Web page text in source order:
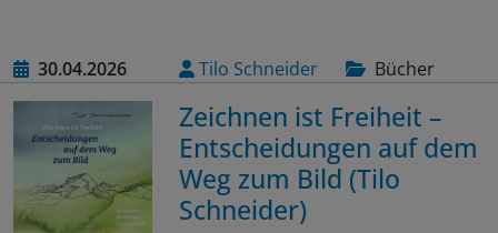
30.04.2026 Tilo Schneider Bücher
Zeichnen ist Freiheit –
Entscheidungen auf dem
Weg zum Bild (Tilo
Schneider)